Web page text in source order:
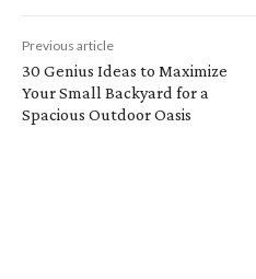
Previous article
30 Genius Ideas to Maximize
Your Small Backyard for a
Spacious Outdoor Oasis